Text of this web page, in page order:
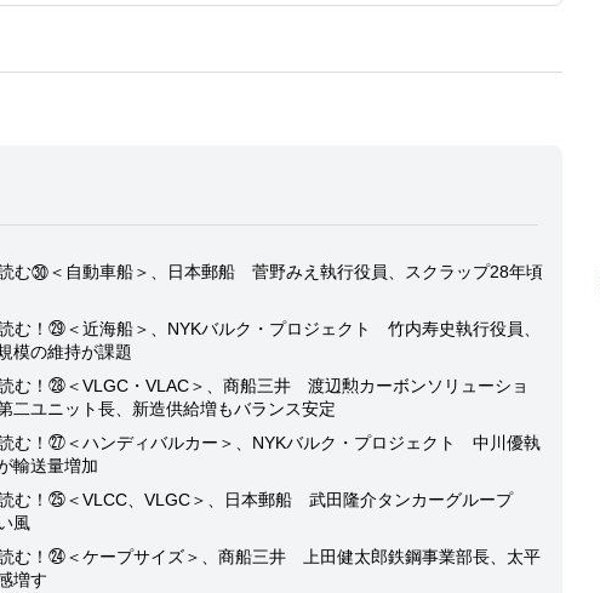
読む㉚＜自動車船＞、日本郵船 菅野みえ執行役員、スクラップ28年頃
む！㉙＜近海船＞、NYKバルク・プロジェクト 竹内寿史執行役員、
模の維持が課題
む！㉘＜VLGC・VLAC＞、商船三井 渡辺勲カーボンソリューショ
二ユニット長、新造供給増もバランス安定
読む！㉗＜ハンディバルカー＞、NYKバルク・プロジェクト 中川優執
輸送量増加
読む！㉕＜VLCC、VLGC＞、日本郵船 武田隆介タンカーグループ
風
読む！㉔＜ケープサイズ＞、商船三井 上田健太郎鉄鋼事業部長、太平
増す